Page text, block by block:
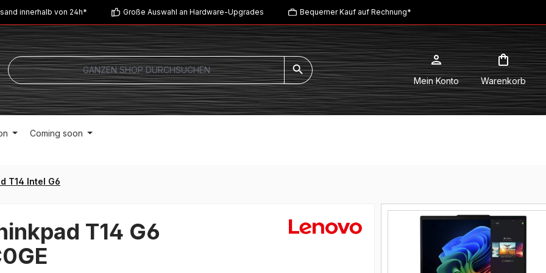
innerhalb von 24h* Große Auswahl an Hardware-Upgrades Bequemer Kauf auf Rechnung*
Mein Konto Warenkorb
Coming soon
T14 Intel G6
T14 G6